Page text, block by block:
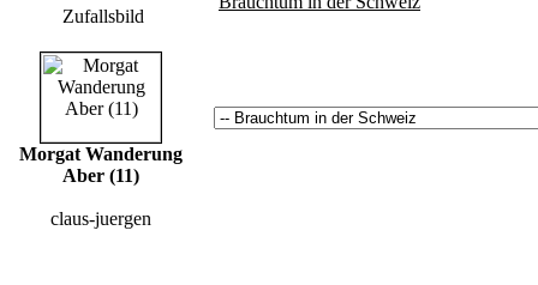
Zufallsbild
Morgat Wanderung
Aber (11)
claus-juergen